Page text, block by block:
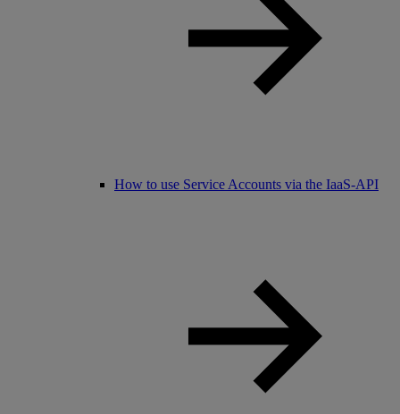
How to use Service Accounts via the IaaS-API